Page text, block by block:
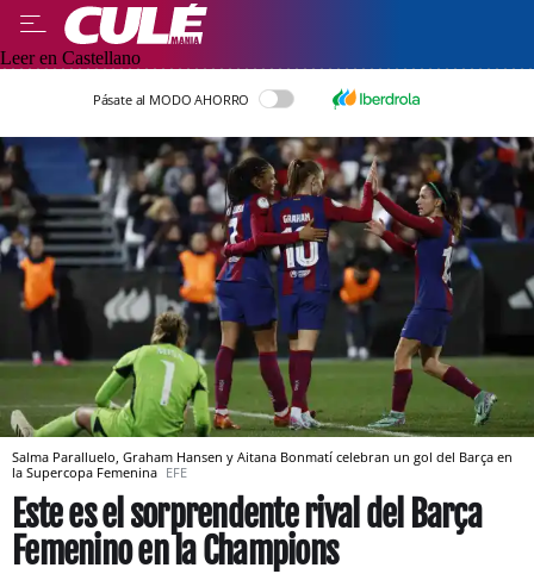
Leer en Castellano
Pásate al MODO AHORRO
Salma Paralluelo, Graham Hansen y Aitana Bonmatí celebran un gol del Barça en
la Supercopa Femenina EFE
Este es el sorprendente rival del Barça
Femenino en la Champions